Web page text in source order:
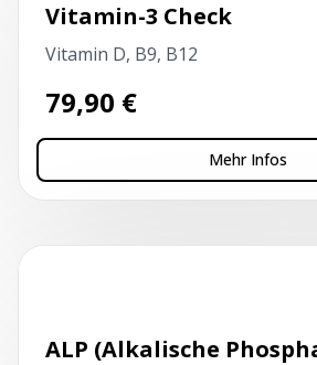
Vitamin-3 Check
Vitamin D, B9, B12
79,90 €
Mehr Infos
ALP (Alkalische